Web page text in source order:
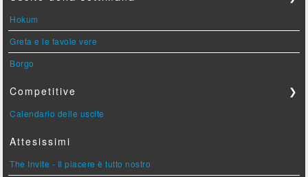
Hokum
Greta e le favole vere
Borgo
Competitive ❯
Calendario delle uscite
Attesissimi
The Invite - Il piacere è tutto nostro